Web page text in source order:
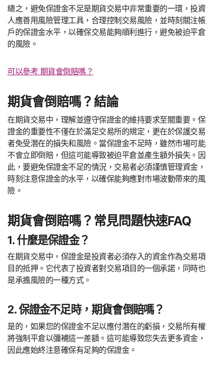
總之，避免保證金不足是期貨交易中非常重要的一環，投資
人應善用風險管理工具，合理控制交易風險，並時刻關注帳
戶的保證金水平，以確保交易能夠順利進行，避免被迫平倉
的風險。
可以參考 期貨會倒賠嗎？
期貨會倒賠嗎？結論
在期貨交易中，理解並遵守保證金的維持要求至關重要。保
證金的重要性不僅在於滿足交易所的規定，更在於保護交易
者免受潛在的損失和風險。當保證金不足時，雖然市場可能
不會立即倒賠，但這可能導致被迫平倉並產生額外損失。因
此，要避免保證金不足的情況，交易者必須謹慎管理資金，
時刻注意保證金的水平，以確保能夠應對市場波動帶來的風
險。
期貨會倒賠嗎？常見問題快速FAQ
1. 什麼是保證金？
在期貨交易中，保證金是投資者必須存入的資金作為交易項
目的抵押。它代表了投資者對交易項目的一個承諾，同時也
是承擔風險的一種方式。
2. 保證金不足時，期貨會倒賠嗎？
是的，如果您的保證金不足以應付潛在的虧損，交易所有權
將強制平倉以彌補這一差額。這可能導致您失去更多資金，
因此應始終注意確保有足夠的保證金。